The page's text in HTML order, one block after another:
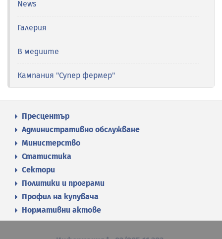
News
Галерия
В медиите
Кампания "Супер фермер"
Пресцентър
Административно обслужване
Министерство
Статистика
Сектори
Политики и програми
Профил на купувача
Нормативни актове